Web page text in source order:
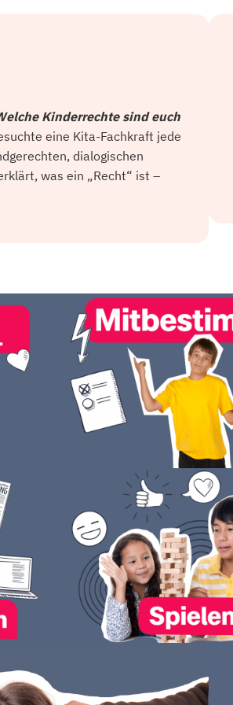
Kinderrechte sind euch
eine Kita-Fachkraft jede
dialogischen
was ein „Recht“ ist –